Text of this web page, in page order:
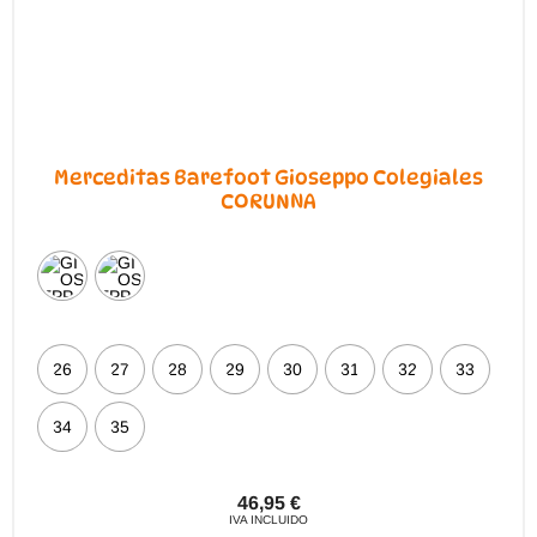
Merceditas Barefoot Gioseppo Colegiales
CORUNNA
26 27 28 29 30 31 32 33
34 35
46,95 €
IVA INCLUIDO